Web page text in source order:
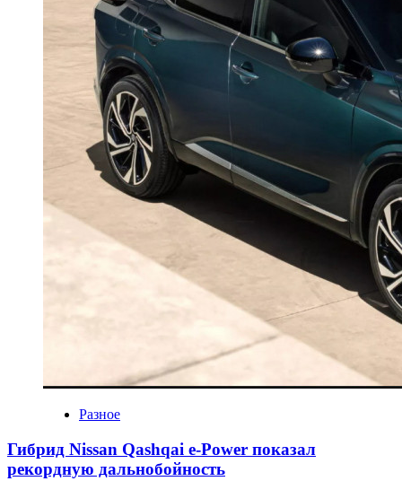
Разное
Гибрид Nissan Qashqai e-Power показал
рекордную дальнобойность